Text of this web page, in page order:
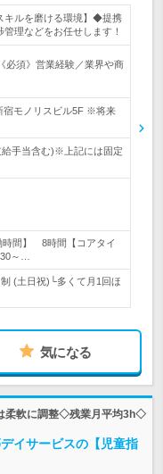
キルを磨ける環境】◆提携
理などをお任せします！
必須》営業経験／業界や商
宿モノリスビル5F ※将来
給手当含む)※上記には固定
時間】 8時間【コアタイ
～…
(土日祝)└多くて月1回ほ
気になる
柔軟に調整◇残業月平均3h◇
イサービスの【児童指